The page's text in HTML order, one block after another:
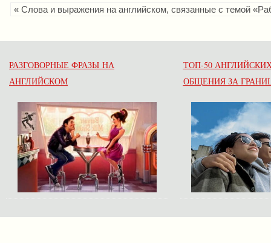
« Слова и выражения на английском, связанные с темой
РАЗГОВОРНЫЕ ФРАЗЫ НА
АНГЛИЙСКОМ
ТОП-50
ОБЩЕНИЯ ЗА